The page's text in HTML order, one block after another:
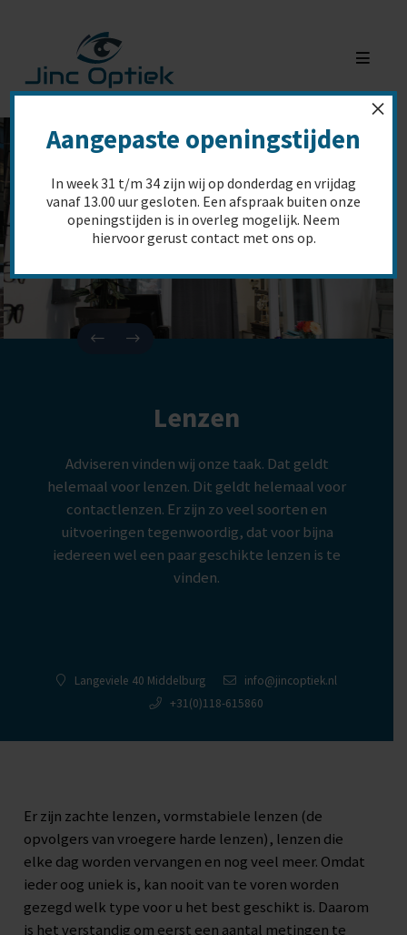
Lenzen
Adviseren vinden wij onze taak. Dat geldt
helemaal voor lenzen. Dit geldt helemaal voor
contactlenzen. Er zijn zo veel soorten en
uitvoeringen tegenwoordig, dat voor bijna
iedereen wel een paar geschikte lenzen is te
vinden.
Langeviele 40 Middelburg
info@jincoptiek.nl
+31(0)118-615860
Er zijn zachte lenzen, vormstabiele lenzen (de
opvolgers van vroegere harde lenzen), lenzen die
elke dag worden vervangen en nog veel meer. Omdat
ieder oog uniek is, kan nooit van te voren worden
gezegd welk type voor u het best geschikt is. Daarom
is het verstandig om eerst een aantal metingen te
Aangepaste openingstijden
In week31 t/m 34 zijn wij op donderdag en vrijdag
vanaf 13.00 uur gesloten. Een afspraak buiten onze
openingstijden is in overleg mogelijk. Neem
hiervoor gerust contact met ons op.
×